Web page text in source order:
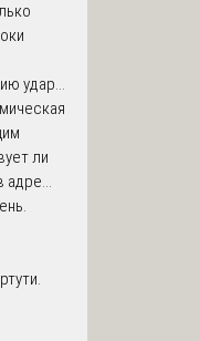
удар...
ли
адре...